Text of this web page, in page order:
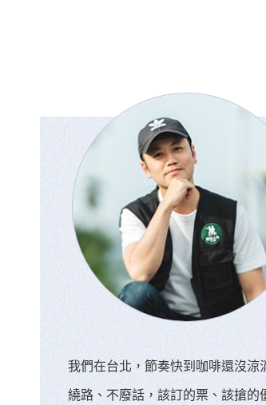
我們在台北，節奏快到咖啡還沒
繞路、不廢話，該訂的票、該搶